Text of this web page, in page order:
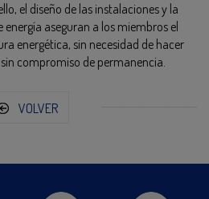
el diseño de las instalaciones y la
aseguran a los miembros el
energética, sin necesidad de hacer
compromiso de permanencia.
VOLVER